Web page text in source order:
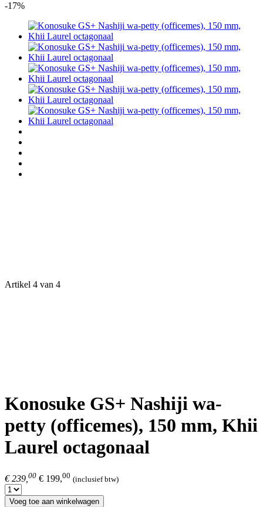
-17%
Artikel 4 van 4
Konosuke GS+ Nashiji wa-
petty (officemes), 150 mm, Khii
Laurel octagonaal
€ 239, 00 € 199,00 (inclusief btw)
Voeg toe aan winkelwagen